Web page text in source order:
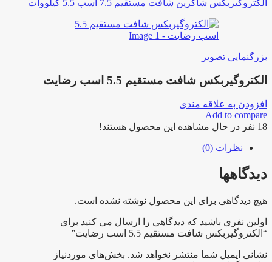
الکتروگیربکس شاکرین شافت مستقیم 7.5 اسب 5.5 کیلووات
بزرگنمایی تصویر
الکتروگیربکس شافت مستقیم 5.5 اسب رضایت
افزودن به علاقه مندی
Add to compare
18 نفر در حال مشاهده این محصول هستند!
نظرات (0)
دیدگاهها
هیچ دیدگاهی برای این محصول نوشته نشده است.
اولین نفری باشید که دیدگاهی را ارسال می کنید برای
“الکتروگیربکس شافت مستقیم 5.5 اسب رضایت”
نشانی ایمیل شما منتشر نخواهد شد. بخش‌های موردنیاز